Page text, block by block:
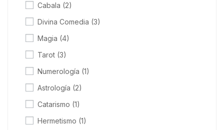
Cabala (2)
Divina Comedia (3)
Magia (4)
Tarot (3)
Numerología (1)
Astrología (2)
Catarismo (1)
Hermetismo (1)